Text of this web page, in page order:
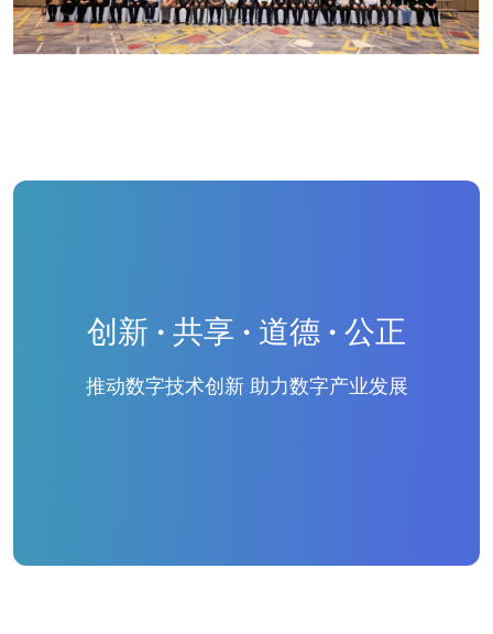
创新 · 共享 · 道德 · 公正
推动数字技术创新 助力数字产业发展